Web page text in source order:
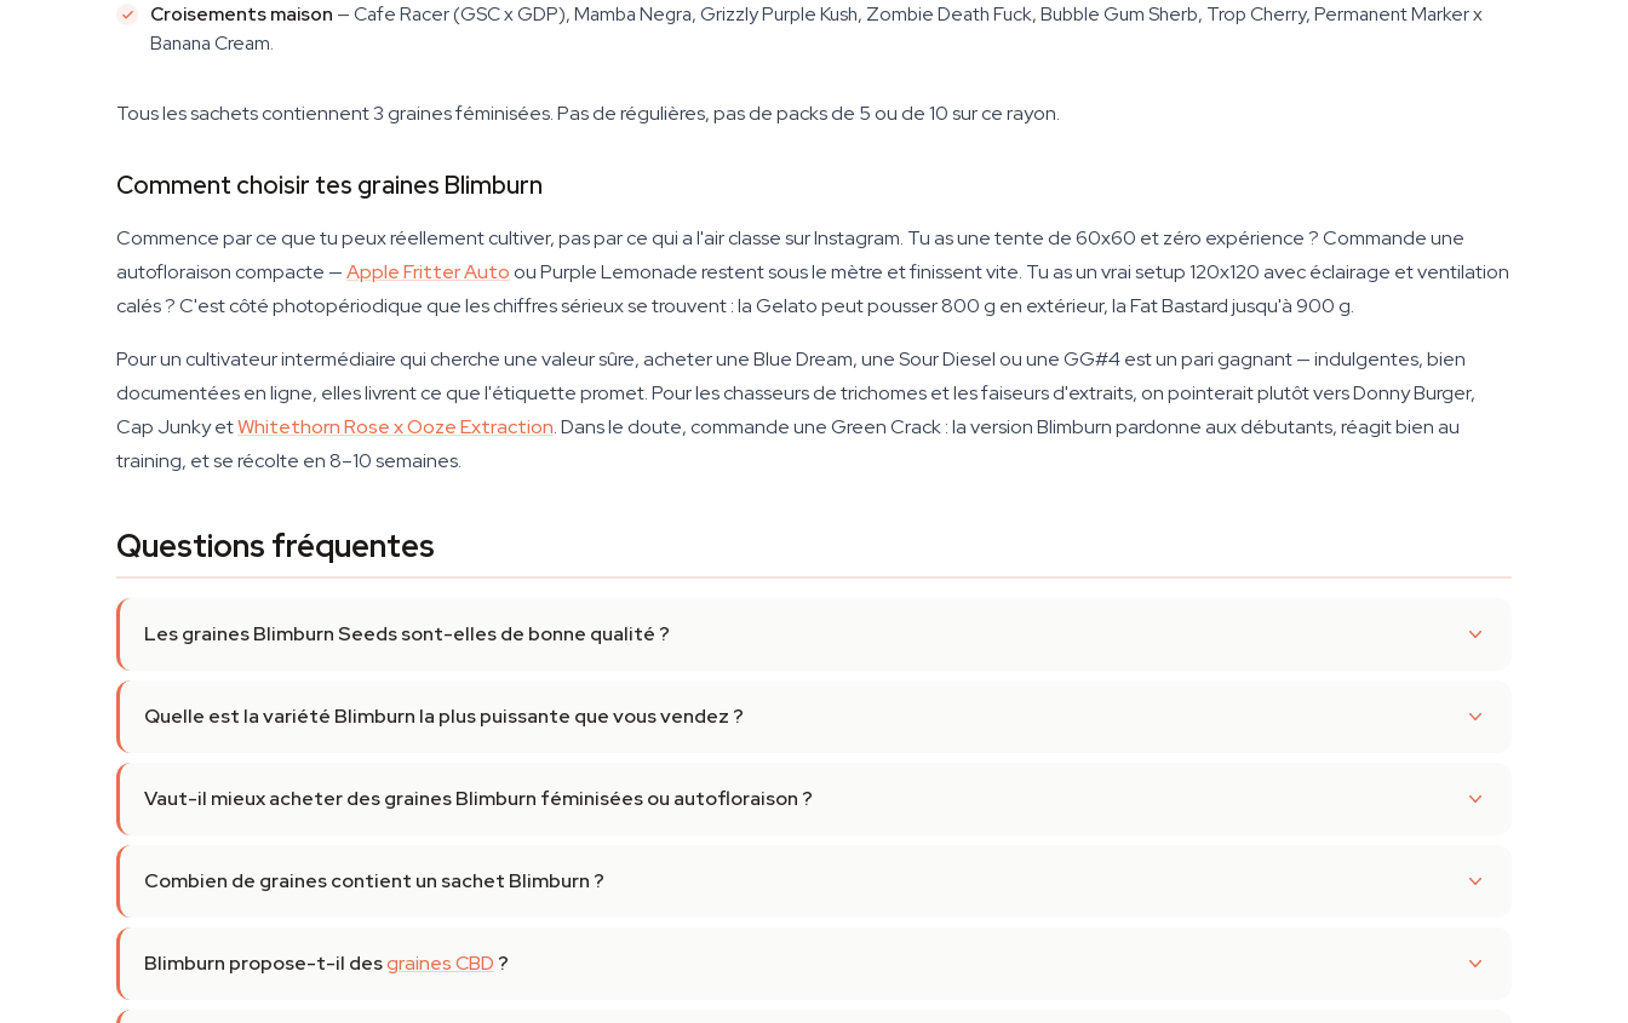
Croisements maison — Cafe Racer (GSC x GDP), Mamba Negra, Grizzly Purple Kush, Zombie Death Fuck, Bubble Gum Sherb, Trop Cherry, Permanent Marker x
Banana Cream.
Tous les sachets contiennent 3 graines féminisées. Pas de régulières, pas de packs de 5 ou de 10 sur ce rayon.
Comment choisir tes graines Blimburn
Commence par ce que tu peux réellement cultiver, pas par ce qui a l'air classe sur Instagram. Tu as une tente de 60x60 et zéro expérience ? Commande une
autofloraison compacte —Apple Fritter Auto ou Purple Lemonade restent sous le mètre et finissent vite. Tu as un vrai setup 120x120 avec éclairage et ventilation
calés ? C'est côté photopériodique que les chiffres sérieux se trouvent : la Gelato peut pousser 800 g en extérieur, la Fat Bastard jusqu'à 900 g.
Pour un cultivateur intermédiaire qui cherche une valeur sûre, acheter une Blue Dream, une Sour Diesel ou une GG#4 est un pari gagnant — indulgentes, bien
documentées en ligne, elles livrent ce que l'étiquette promet. Pour les chasseurs de trichomes et les faiseurs d'extraits, on pointerait plutôt vers Donny Burger,
Cap Junky etWhitethorn Rose x Ooze Extraction. Dans le doute, commande une Green Crack : la version Blimburn pardonne aux débutants, réagit bien au
training, et se récolte en 8–10 semaines.
Questions fréquentes
Les graines Blimburn Seeds sont-elles de bonne qualité ?
Quelle est la variété Blimburn la plus puissante que vous vendez ?
Vaut-il mieux acheter des graines Blimburn féminisées ou autofloraison ?
Combien de graines contient un sachet Blimburn ?
Blimburn propose-t-il desgraines CBD ?